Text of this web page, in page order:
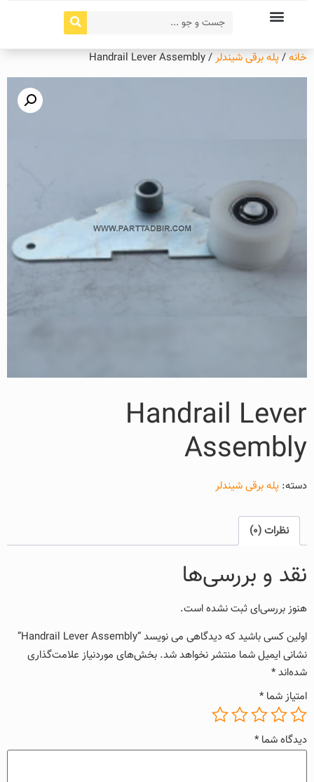
خانه/پله برقی شیندلر/ Handrail Lever Assembly
Handrail Lever
Assembly
دسته: پله برقی شیندلر
نظرات (0)
نقد و بررسی‌ها
هنوز بررسی‌ای ثبت نشده است.
اولین کسی باشید که دیدگاهی می نویسد “Handrail Lever Assembly”
نشانی ایمیل شما منتشر نخواهد شد. بخش‌های موردنیاز علامت‌گذاری
شده‌اند*
امتیاز شما *
دیدگاه شما *